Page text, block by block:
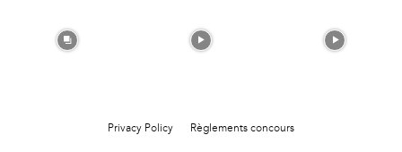
Privacy Policy Règlements concours